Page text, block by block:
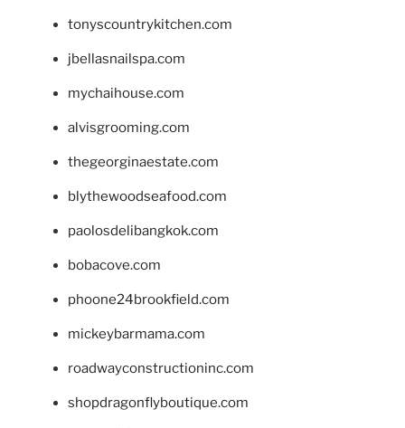
tonyscountrykitchen.com
jbellasnailspa.com
mychaihouse.com
alvisgrooming.com
thegeorginaestate.com
blythewoodseafood.com
paolosdelibangkok.com
bobacove.com
phoone24brookfield.com
mickeybarmama.com
roadwayconstructioninc.com
shopdragonflyboutique.com